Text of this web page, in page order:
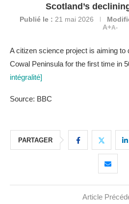
Scotland’s
Publié le : 21 mai 2026
A+A-
A citizen science project is aiming to
Cowal Peninsula for the first time in
intégralité]
Source: BBC
PARTAGER
Article